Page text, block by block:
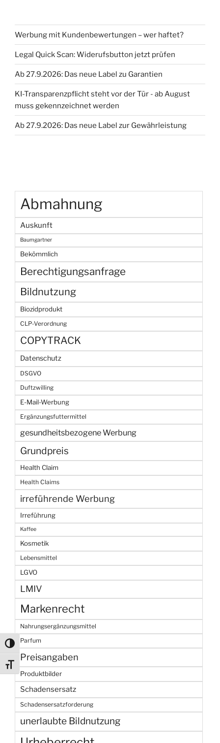
Umschalten auf hohe Kontraste
Schrift vergrößern
Schärfe
von
Messerklingen“
Werbung mit Kundenbewertungen – wer haftet?
Legal Quick Scan: Widerufsbutton jetzt prüfen
Ab 27.9.2026: Das neue Label zu Garantien
KI-Transparenzpflicht steht vor der Tür - ab August
muss gekennzeichnet werden
Ab 27.9.2026: Das neue Label zur Gewährleistung
Abmahnung
Auskunft
Baumgartner
Bekömmlich
Berechtigungsanfrage
Bildnutzung
Biozidprodukt
CLP-Verordnung
COPYTRACK
Datenschutz
DSGVO
Duftzwilling
E-Mail-Werbung
Ergänzungsfuttermittel
gesundheitsbezogene Werbung
Grundpreis
Health Claim
Health Claims
irreführende Werbung
Irreführung
Kaffee
Kosmetik
Lebensmittel
LGVO
LMIV
Markenrecht
Nahrungsergänzungsmittel
Parfum
Preisangaben
Produktbilder
Schadensersatz
Schadensersatzforderung
unerlaubte Bildnutzung